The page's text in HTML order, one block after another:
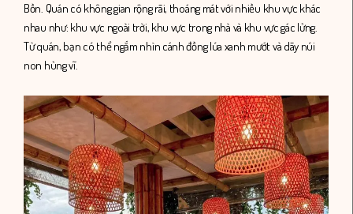
Bồn. Quán có không gian rộng rãi, thoáng mát với nhiều khu vực khác
nhau như: khu vực ngoài trời, khu vực trong nhà và khu vực gác lửng.
Từ quán, bạn có thể ngắm nhìn cánh đồng lúa xanh mướt và dãy núi
non hùng vĩ.